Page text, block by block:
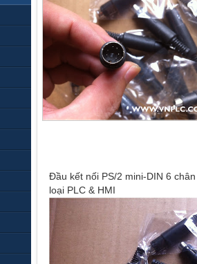
Đầu kết nối PS/2 mini-DIN 6
loại PLC & HMI